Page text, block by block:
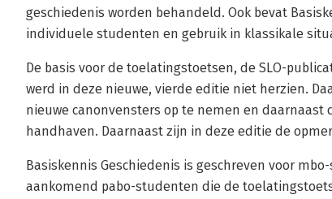
geschiedenis worden behandeld. Ook bevat
individuele studenten en gebruik in klassikale
De basis voor de toelatingstoetsen, de SLO-
werd in deze nieuwe, vierde editie niet herzien.
nieuwe canonvensters op te nemen en
handhaven. Daarnaast zijn in deze editie de
Basiskennis Geschiedenis is geschreven voor
aankomend pabo-studenten die de